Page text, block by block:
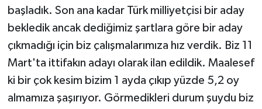
başladık. Son ana kadar Türk milliyetçisi bir aday
bekledik ancak dediğimiz şartlara göre bir aday
çıkmadığı için biz çalışmalarımıza hız verdik. Biz 11
Mart'ta ittifakın adayı olarak ilan edildik. Maalesef
ki bir çok kesim bizim 1 ayda çıkıp yüzde 5,2 oy
almamıza şaşırıyor. Görmedikleri durum şuydu biz